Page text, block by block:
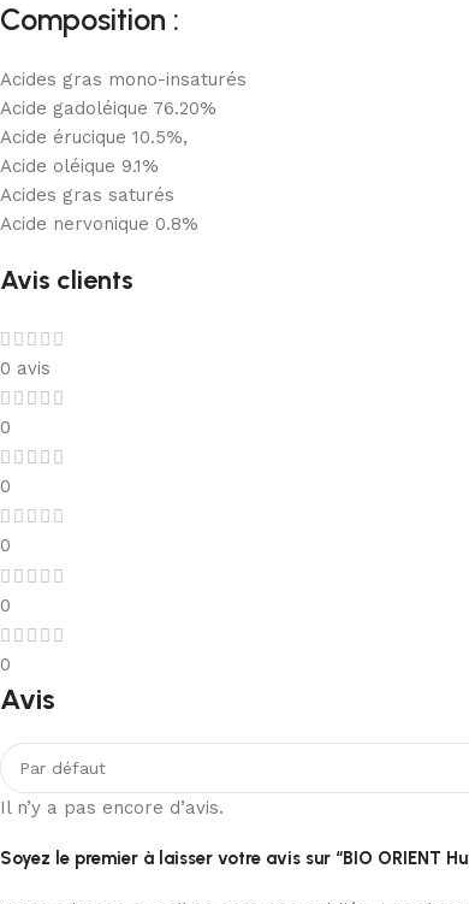
Composition :
Acides gras mono-insaturés
Acide gadoléique 76.20%
Acide érucique 10.5%,
Acide oléique 9.1%
Acides gras saturés
Acide nervonique 0.8%
Avis clients
0 avis
0
0
0
0
0
Avis
Il n’y a pas encore d’avis.